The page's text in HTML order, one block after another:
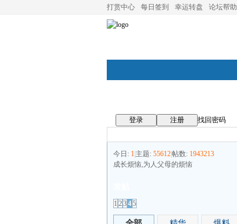
打赏中心 每日签到 幸运转盘 论坛帮助
登录 注册
找回密码
今日: 1 主题: 55612帖数: 1943213
成长烦恼,为人父母的烦恼
1 2345